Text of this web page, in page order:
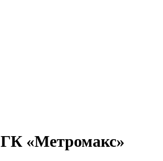
ГК «Метромакс»